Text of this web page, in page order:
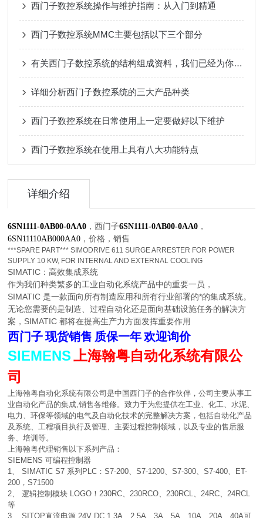
西门子数控系统操作与维护指南：从入门到精通
西门子数控系统MMC主要包括以下三个部分
有关西门子数控系统的结构组成资料，我们已经为你准备好了
详细分析西门子数控系统的三大产品种类
西门子数控系统在日常使用上一定要做好以下维护
西门子数控系统在使用上具有八大功能特点
详细介绍
6SN1111-0AB00-0AA0 ，西门子6SN1111-0AB00-0AA0 ，
6SN11110AB000AA0 ，价格，销售
***SPARE PART*** SIMODRIVE 611 SURGE ARRESTER FOR POWER
SUPPLY 10 KW, FOR INTERNAL AND EXTERNAL COOLING
SIMATIC：高效集成系统
作为我们种类繁多的工业自动化系统产品中的重要一员，
SIMATIC 是一款面向所有制造应用和所有行业部署的*的集成系统。
无论您需要的是制造、过程自动化还是面向基础设施任务的解决方
案，SIMATIC 都将在提高生产力方面发挥重要作用
西门子 现货销售 质保一年 欢迎询价
SIEMENS 上海翰粤自动化系统有限公
司
上海翰粤自动化系统有限公司是中国西门子的合作伙伴，公司主要从事工
业自动化产品的集成,销售各维修。致力于为您提供在工业、化工、水泥、
电力、环保等领域的电气及自动化技术的完整解决方案，包括自动化产品
及系统、工程项目执行及管理、主要过程控制领域，以及专业的售后服
务、培训等。
上海翰粤代理销售以下系列产品：
SIEMENS 可编程控制器
1、 SIMATIC S7 系列PLC：S7-200、S7-1200、S7-300、S7-400、ET-
200，S71500
2、 逻辑控制模块 LOGO！230RC、230RCO、230RCL、24RC、24RCL
等
3、 SITOP直流电源 24V DC 1.3A、2.5A、3A、5A、10A、20A、40A可